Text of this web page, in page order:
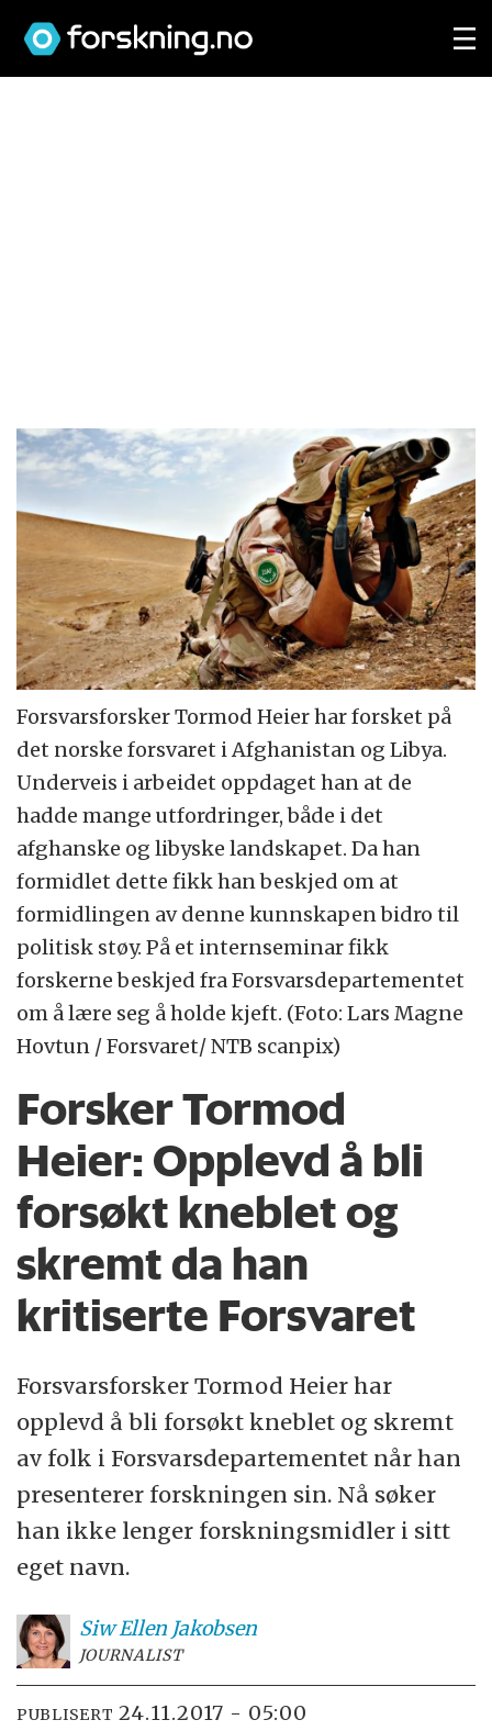
Forsvarsforsker Tormod Heier har forsket på
det norske forsvaret i Afghanistan og Libya.
Underveis i arbeidet oppdaget han at de
hadde mange utfordringer, både i det
afghanske og libyske landskapet. Da han
formidlet dette fikk han beskjed om at
formidlingen av denne kunnskapen bidro til
politisk støy. På et internseminar fikk
forskerne beskjed fra Forsvarsdepartementet
om å lære seg å holde kjeft. (Foto: Lars Magne
Hovtun / Forsvaret/ NTB scanpix)
Forsker Tormod
Heier: Opplevd å bli
forsøkt kneblet og
skremt da han
kritiserte Forsvaret
Forsvarsforsker Tormod Heier har
opplevd å bli forsøkt kneblet og skremt
av folk i Forsvarsdepartementet når han
presenterer forskningen sin. Nå søker
han ikke lenger forskningsmidler i sitt
eget navn.
Siw Ellen Jakobsen
JOURNALIST
PUBLISERT 24.11.2017 - 05:00